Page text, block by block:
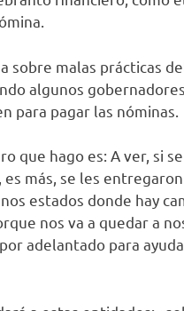
sobre malas prácticas
algunos
para pagar las nóminas.
que hago es: A ver, si
es más, se les
estados donde hay
nos va a quedar a
adelantado para